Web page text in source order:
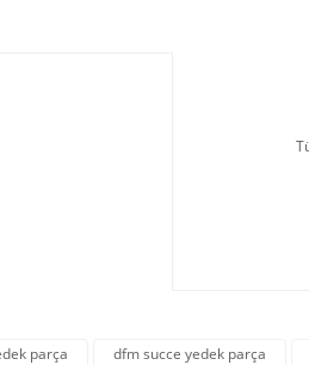
parça dfm succe yedek parça